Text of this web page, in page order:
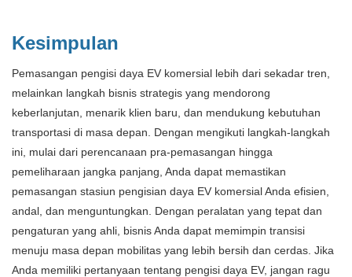
Kesimpulan
Pemasangan pengisi daya EV komersial lebih dari sekadar tren,
melainkan langkah bisnis strategis yang mendorong
keberlanjutan, menarik klien baru, dan mendukung kebutuhan
transportasi di masa depan. Dengan mengikuti langkah-langkah
ini, mulai dari perencanaan pra-pemasangan hingga
pemeliharaan jangka panjang, Anda dapat memastikan
pemasangan stasiun pengisian daya EV komersial Anda efisien,
andal, dan menguntungkan. Dengan peralatan yang tepat dan
pengaturan yang ahli, bisnis Anda dapat memimpin transisi
menuju masa depan mobilitas yang lebih bersih dan cerdas. Jika
Anda memiliki pertanyaan tentang pengisi daya EV, jangan ragu